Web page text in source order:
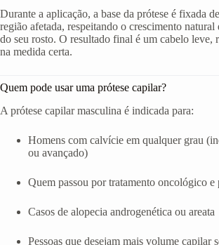
Durante a aplicação, a base da prótese é fixada
região afetada, respeitando o crescimento natural
do seu rosto. O resultado final é um cabelo leve,
na medida certa.
Quem pode usar uma prótese capilar?
A prótese capilar masculina é indicada para:
Homens com calvície em qualquer grau
ou avançado)
Quem passou por tratamento oncológico e
Casos de alopecia androgenética ou areata
Pessoas que desejam mais volume capilar